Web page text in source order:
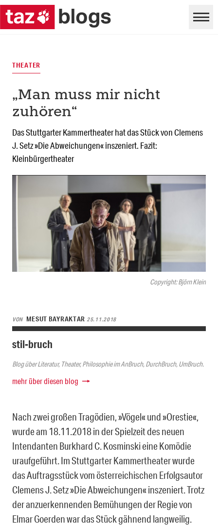
Copyright: Björn Klein
THEATER
„Man muss mir nicht
zuhören“
Das Stuttgarter Kammertheater hat das Stück von Clemens
J. Setz »Die Abweichungen« inszeniert. Fazit:
Kleinbürgertheater
VON MESUT BAYRAKTAR 25.11.2018
stil-bruch
Blog über Literatur, Theater, Philosophie im AnBruch, DurchBruch, UmBruch.
mehr über diesen blog
Nach zwei großen Tragödien, »Vögel« und »Orestie«,
wurde am 18.11.2018 in der Spielzeit des neuen
Intendanten Burkhard C. Kosminski eine Komödie
uraufgeführt. Im Stuttgarter Kammertheater wurde
das Auftragsstück vom österreichischen Erfolgsautor
Clemens J. Setz »Die Abweichungen« inszeniert. Trotz
der anzuerkennenden Bemühungen der Regie von
Elmar Goerden war das Stück gähnend langweilig.